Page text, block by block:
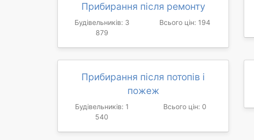
Прибирання після ремонту
Будівельників: 3
879
Всього цін: 194
Прибирання після потопів і
пожеж
Будівельників: 1
540
Всього цін: 0